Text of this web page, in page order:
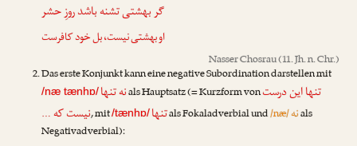
گر بهشتی تشنه باشد روزِ حشر
او بهشتی نیست،بلخود کافرست
Nasser Chosrau(11. Jh. n. Chr.)
Das erste Konjunkt kann eine negative Subordination darstellen mit
/næ tænhɒ/نه تنهاals Hauptsatz (= Kurzform vonتنها این درست
نیست که …, mit/tænhɒ/تنهاals Fokaladverbial und/næ/نهals
Negativadverbial):